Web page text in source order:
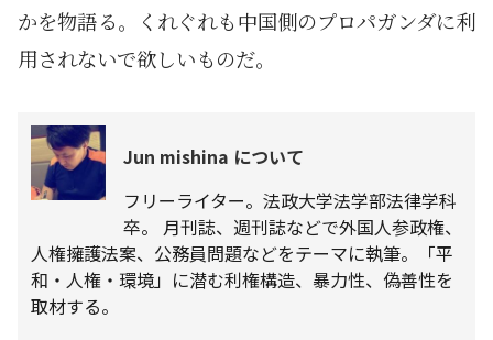
かを物語る。くれぐれも中国側のプロパガンダに利
用されないで欲しいものだ。
Jun mishina について
フリーライター。法政大学法学部法律学科
卒。 月刊誌、週刊誌などで外国人参政権、
人権擁護法案、公務員問題などをテーマに執筆。「平
和・人権・環境」に潜む利権構造、暴力性、偽善性を
取材する。